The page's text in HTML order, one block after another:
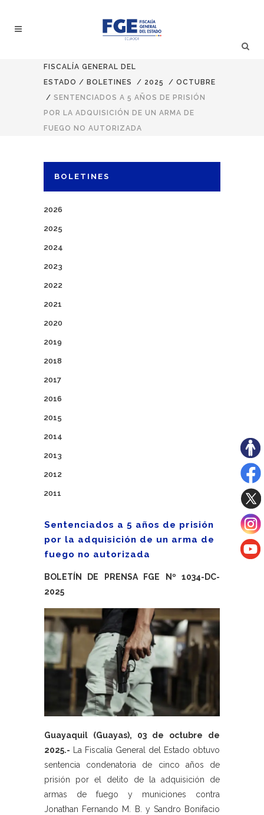
FISCALÍA GENERAL DEL
ESTADO / BOLETINES / 2025 / OCTUBRE
/ SENTENCIADOS A 5 AÑOS DE PRISIÓN
POR LA ADQUISICIÓN DE UN ARMA DE
FUEGO NO AUTORIZADA
BOLETINES
2026
2025
2024
2023
2022
2021
2020
2019
2018
2017
2016
2015
2014
2013
2012
2011
Sentenciados a 5 años de prisión
por la adquisición de un arma de
fuego no autorizada
BOLETÍN DE PRENSA FGE Nº 1034-DC-
2025
Guayaquil (Guayas), 03 de octubre de
2025.- La Fiscalía General del Estado obtuvo
sentencia condenatoria de cinco años de
prisión por el delito de la adquisición de
armas de fuego y municiones contra
Jonathan Fernando M. B. y Sandro Bonifacio